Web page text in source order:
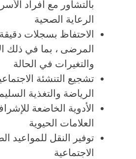
بالتشاور مع أفراد
الرعاية الصحية
الاحتفاظ بسجلات
المرضى ، بما في ذلك
والتغيرات في الحالة
تشجيع التنشئة
الرياضة والتغذية
الأدوية الخاضعة
العلامات الحيوية
توفير النقل للمواعيد
الاجتماعية